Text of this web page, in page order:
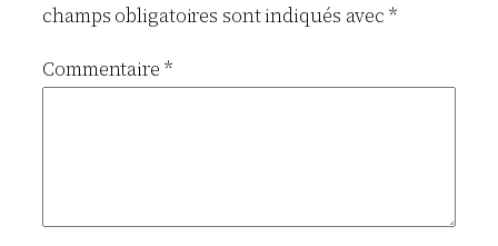
champs obligatoires sont indiqués avec*
Commentaire *